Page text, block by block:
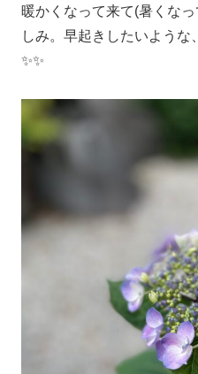
暖かくなって来て(暑くな
しみ。早起きしたいよう
✨✨